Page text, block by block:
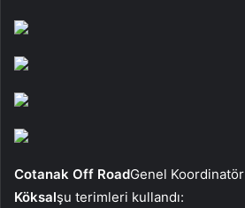
Cotanak Off RoadGenel Koordinatör
Köksalşu terimleri kullandı: